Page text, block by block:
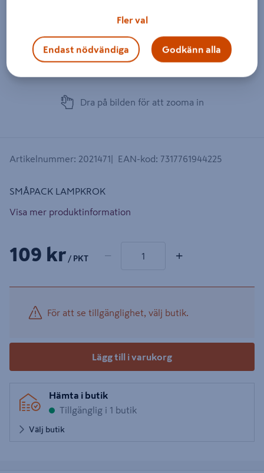
Dra på bilden för att zooma in
Artikelnummer: 2021471 EAN-kod: 7317761944225
SMÅPACK LAMPKROK
Visa mer produktinformation
109 kr / PKT − +
För att se tillgänglighet, välj butik.
Lägg till i varukorg
Hämta i butik
Tillgänglig i 1 butik
Välj butik
Fler val
Endast nödvändiga Godkänn alla